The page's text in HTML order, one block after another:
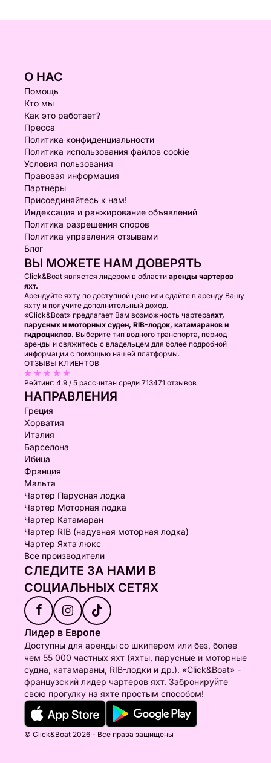
О НАС
Помощь
Кто мы
Как это работает?
Пресса
Политика конфиденциальности
Политика использования файлов cookie
Условия пользования
Правовая информация
Партнеры
Присоединяйтесь к нам!
Индексация и ранжирование объявлений
Политика разрешения споров
Политика управления отзывами
Блог
ВЫ МОЖЕТЕ НАМ ДОВЕРЯТЬ
Click&Boat является лидером в области аренды чартеров
яхт.
Арендуйте яхту по доступной цене или сдайте в аренду Вашу
яхту и получите дополнительный доход.
«Click&Boat» предлагает Вам возможность чартераяхт,
парусных и моторных суден, RIB-лодок, катамаранов и
гидроциклов. Выберите тип водного транспорта, период
аренды и свяжитесь с владельцем для более подробной
информации с помощью нашей платформы.
ОТЗЫВЫ КЛИЕНТОВ
Рейтинг: 4.9 / 5 рассчитан среди 713471 отзывов
НАПРАВЛЕНИЯ
Греция
Хорватия
Италия
Барселона
Ибица
Франция
Мальта
Чартер Парусная лодка
Чартер Моторная лодка
Чартер Катамаран
Чартер RIB (надувная моторная лодка)
Чартер Яхта люкс
Все производители
СЛЕДИТЕ ЗА НАМИ В
СОЦИАЛЬНЫХ СЕТЯХ
f
Лидер в Европе
Доступны для аренды со шкипером или без, более
чем 55 000 частных яхт (яхты, парусные и моторные
судна, катамараны, RIB-лодки и др.). «Click&Boat» -
французский лидер чартеров яхт. Забронируйте
свою прогулку на яхте простым способом!
© Click&Boat 2026 - Все права защищены